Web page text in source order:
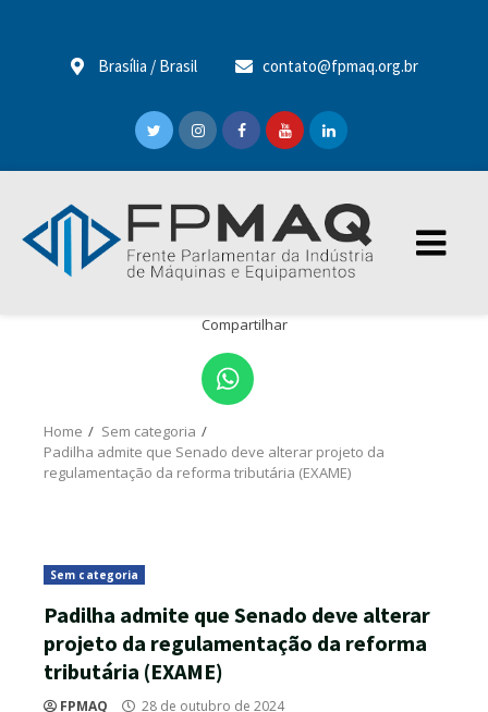
Brasília / Brasil contato@fpmaq.org.br
Compartilhar
Home
Sem categoria
Padilha admite que Senado deve alterar projeto da
regulamentação da reforma tributária (EXAME)
Sem categoria
Padilha admite que Senado deve alterar
projeto da regulamentação da reforma
tributária (EXAME)
FPMAQ 28 de outubro de 2024